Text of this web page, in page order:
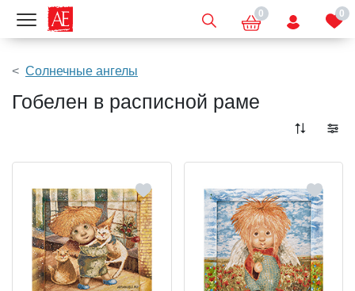
Показать меню 0 0
Солнечные ангелы
Гобелен в расписной раме